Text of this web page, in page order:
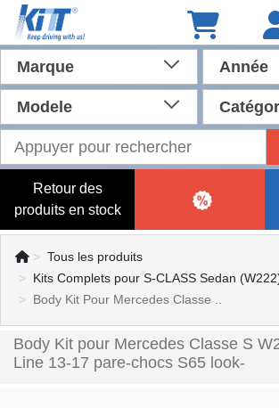
Marque Année
Modele
Retour des
produits en stock
Tous les produits
Kits Complets pour S-CLASS Sedan
Body Kit Pour Mercedes Classe ..
Body Kit pour Mercedes Classe S
Line 13-17 pare-chocs S65 look-